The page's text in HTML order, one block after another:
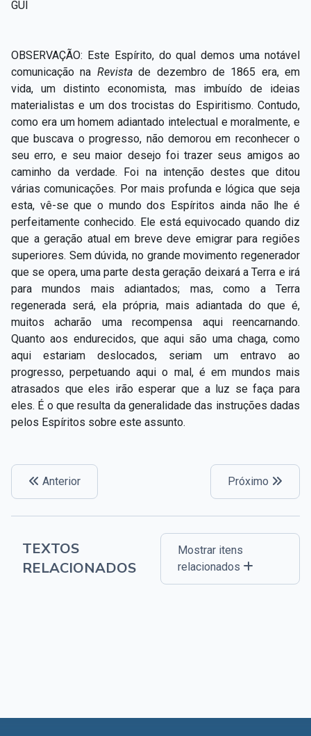
GUI
OBSERVAÇÃO: Este Espírito, do qual demos uma notável
comunicação na Revistade dezembro de 1865 era, em
vida, um distinto economista, mas imbuído de ideias
materialistas e um dos trocistas do Espiritismo. Contudo,
como era um homem adiantado intelectual e moralmente, e
que buscava o progresso, não demorou em reconhecer o
seu erro, e seu maior desejo foi trazer seus amigos ao
caminho da verdade. Foi na intenção destes que ditou
várias comunicações. Por mais profunda e lógica que seja
esta, vê-se que o mundo dos Espíritos ainda não lhe é
perfeitamente conhecido. Ele está equivocado quando diz
que a geração atual em breve deve emigrar para regiões
superiores. Sem dúvida, no grande movimento regenerador
que se opera, uma parte desta geração deixará a Terra e irá
para mundos mais adiantados; mas, como a Terra
regenerada será, ela própria, mais adiantada do que é,
muitos acharão uma recompensa aqui reencarnando.
Quanto aos endurecidos, que aqui são uma chaga, como
aqui estariam deslocados, seriam um entravo ao
progresso, perpetuando aqui o mal, é em mundos mais
atrasados que eles irão esperar que a luz se faça para
eles. É o que resulta da generalidade das instruções dadas
pelos Espíritos sobre este assunto.
Anterior Próximo
TEXTOS
RELACIONADOS
Mostrar itens
relacionados